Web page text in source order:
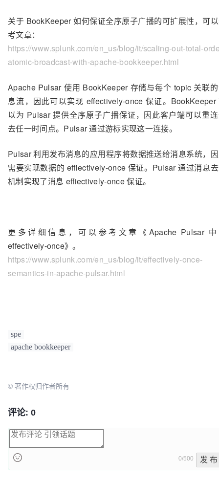
关于 BookKeeper 如何保证全序原子广播的可扩展性，可
考文章：
https://www.splunk.com/en_us/blog/it/scaling-out-total-
atomic-broadcast-with-apache-bookkeeper.html
Apache Pulsar 使用 BookKeeper 存储与每个 topic 关联
息流，因此可以实现 effectively-once 保证。BookKeeper
以为 Pulsar 提供全序原子广播保证，因此客户端可以重
去任一时间点。Pulsar 通过游标实现这一连接。
Pulsar 利用发布消息的应用程序将数据推送给消息系统，
需要实现数据的 effiectively-once 保证。Pulsar 通过消息
机制实现了消息 effiectively-once 保证。
更多详细信息，可以参考文章《Apache Pulsar
effectively-once》。
https://www.splunk.com/en_us/blog/it/effectively-once-
semantics-in-apache-pulsar.html
spe
apache bookkeeper
© 著作权归作者所有
评论: 0
0/500 发 布